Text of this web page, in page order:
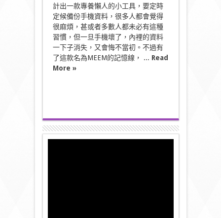
計出一款專養懶人的小工具，要定時
定候備份手機資料，很多人都會覺得
很麻煩，甚或者多數人都未必有這種
習慣，但一旦手機壞了，內裡的資料
一下子消失，又會悔不當初。不過有
了這款名為MEEM的記憶線， ... Read
More »